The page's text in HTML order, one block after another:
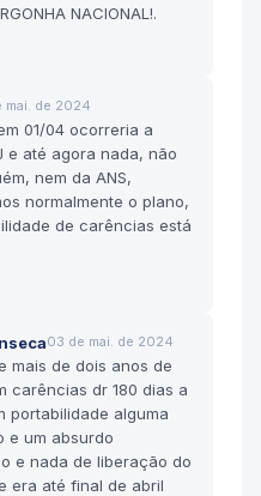
NACIONAL!.
mai. de 2024
01/04 ocorreria a
e até agora nada, não
nem da ANS,
normalmente o plano,
de carências está
03 de mai. de 2024
mais de dois anos de
carências dr 180 dias a
portabilidade alguma
e um absurdo
e nada de liberação do
era até final de abril